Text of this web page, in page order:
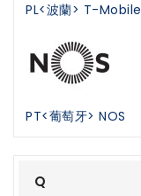
PL<波蘭> T-Mobile
PT<葡萄牙> NOS
Q